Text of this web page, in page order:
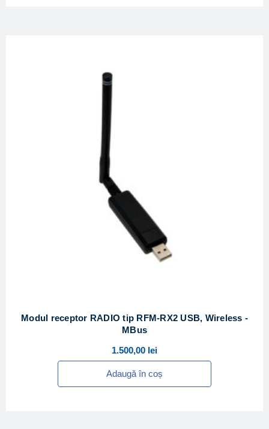
Modul receptor RADIO tip RFM-RX2 USB, Wireless -
MBus
1.500,00 lei
Adaugă în coș